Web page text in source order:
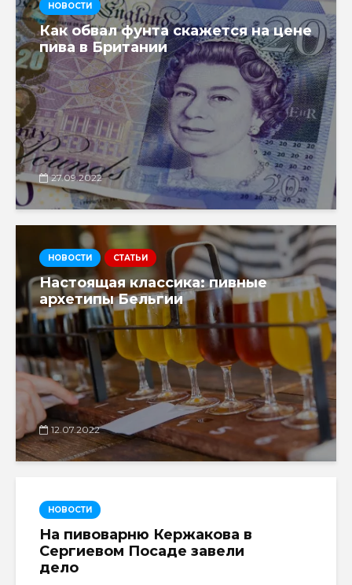
НОВОСТИ
Как обвал фунта скажется на цене
пива в Британии
27.09.2022
НОВОСТИ СТАТЬИ
Настоящая классика: пивные
архетипы Бельгии
12.07.2022
НОВОСТИ
На пивоварню Кержакова в
Сергиевом Посаде завели
дело